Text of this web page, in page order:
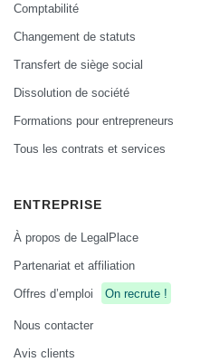
Comptabilité
Changement de statuts
Transfert de siège social
Dissolution de société
Formations pour entrepreneurs
Tous les contrats et services
ENTREPRISE
À propos de LegalPlace
Partenariat et affiliation
Offres d’emploi
On recrute !
Nous contacter
Avis clients